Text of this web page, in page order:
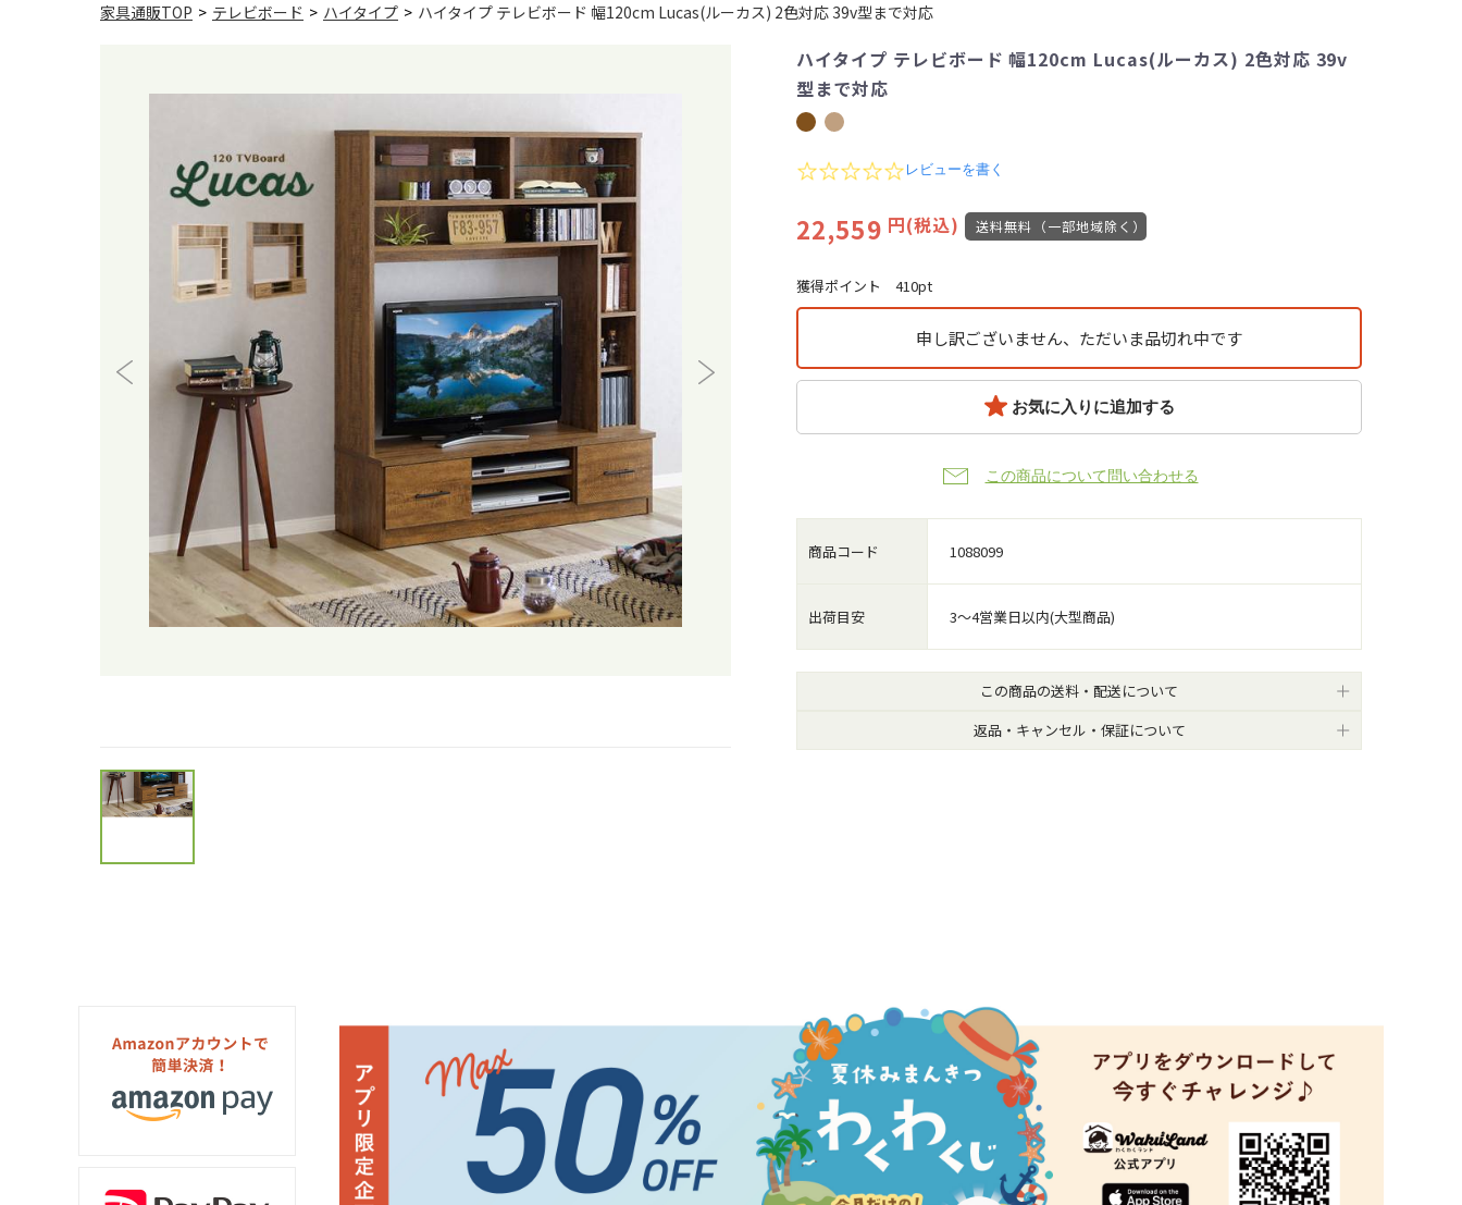
家具通販TOP > テレビボード > ハイタイプ > ハイタイプ テレビボード 幅120cm Lucas(ルーカス) 2色対応 39v型まで対応
ハイタイプ テレビボード 幅120cm Lucas(ルーカス) 2色対応 39v
型まで対応
0
s
t
r
r
a
n
レビューを書く
22,559 円(税込) 送料無料（一部地域除く）
獲得ポイント 410pt
申し訳ございません、ただいま品切れ中です
お気に入りに追加する
この商品について問い合わせる
商品コード 1088099
出荷目安 3～4営業日以内(大型商品)
この商品の送料・配送について
返品・キャンセル・保証について